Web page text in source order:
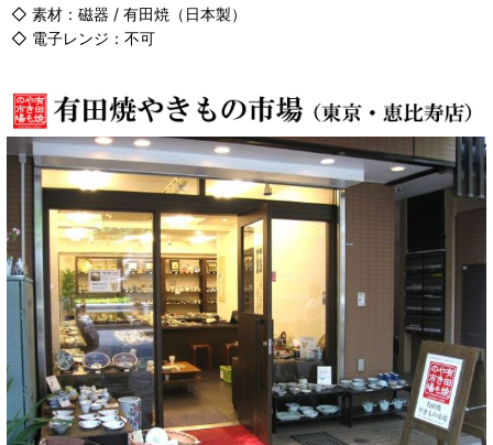
◇ 素材：磁器 / 有田焼（日本製）
◇ 電子レンジ：不可